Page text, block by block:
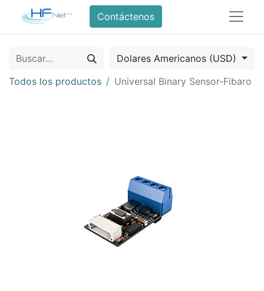
Contáctenos
Dolares Americanos (USD)
Todos los productos
Universal Binary Sensor-Fibaro